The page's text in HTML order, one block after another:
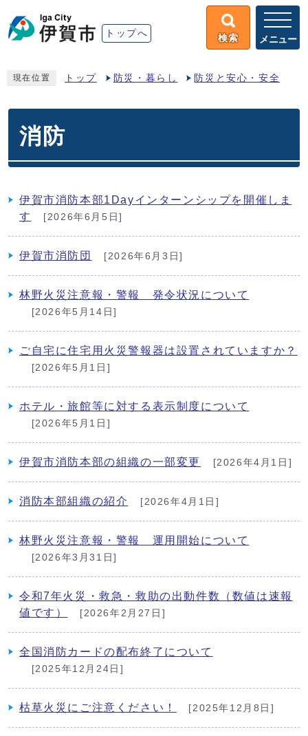
トップへ 検索 メニュー
現在位置 トップ 防災・暮らし 防災と安心・安全
消防
伊賀市消防本部1Dayインターンシップを開催しま
す
[2026年6月5日]
伊賀市消防団 [2026年6月3日]
林野火災注意報・警報 発令状況について
[2026年5月14日]
ご自宅に住宅用火災警報器は設置されていますか？
[2026年5月1日]
ホテル・旅館等に対する表示制度について
[2026年5月1日]
伊賀市消防本部の組織の一部変更 [2026年4月1日]
消防本部組織の紹介 [2026年4月1日]
林野火災注意報・警報 運用開始について
[2026年3月31日]
令和7年火災・救急・救助の出動件数（数値は速報
値です）
[2026年2月27日]
全国消防カードの配布終了について
[2025年12月24日]
枯草火災にご注意ください！ [2025年12月8日]